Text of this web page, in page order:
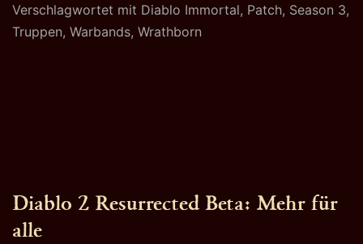
Mini
Verschlagwortet mit Diablo Immortal, Patch, Season 3,
Truppen, Warbands, Wrathborn
Diablo 2 Resurrected Beta: Mehr für
alle